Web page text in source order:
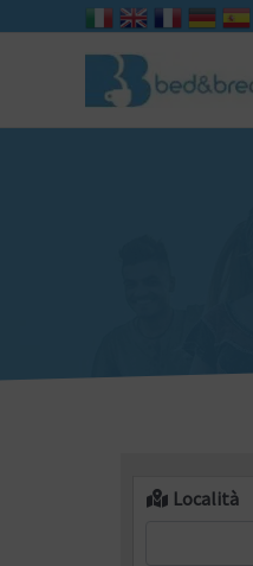
Località